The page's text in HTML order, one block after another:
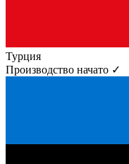
Турция
Производство начато ✓